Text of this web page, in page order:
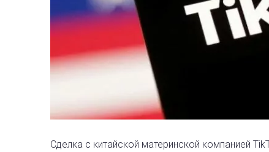
Сделка с китайской материнской компанией